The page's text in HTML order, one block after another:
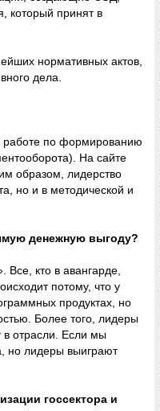
который принят в
нормативных актов,
дела.
работе по формированию
На сайте
образом, лидерство
но и в методической и
денежную выгоду?
кто в авангарде,
потому, что у
продуктах, но
Более того, лидеры
в отрасли. Если мы
но лидеры выиграют
госсектора и